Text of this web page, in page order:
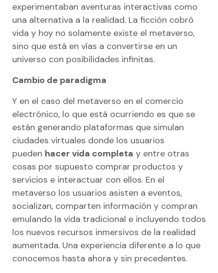
Precios
Blog
experimentaban aventuras interactivas como
una alternativa a la realidad. La ficción cobró
vida y hoy no solamente existe el metaverso,
sino que está en vías a convertirse en un
universo con posibilidades infinitas.
Cambio de paradigma
Y en el caso del metaverso en el comercio
electrónico, lo que está ocurriendo es que se
están generando plataformas que simulan
ciudades virtuales donde los usuarios
pueden hacer vida completa y entre otras
cosas por supuesto comprar productos y
servicios e interactuar con ellos. En el
metaverso los usuarios asisten a eventos,
socializan, comparten información y compran
emulando la vida tradicional e incluyendo todos
los nuevos recursos inmersivos de la realidad
aumentada. Una experiencia diferente a lo que
conocemos hasta ahora y sin precedentes.